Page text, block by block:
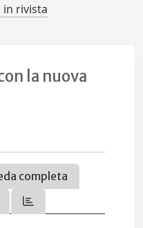
in rivista
la nuova
completa